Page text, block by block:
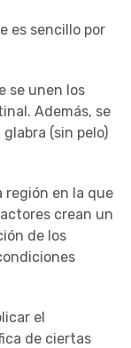
es sencillo por
se unen los
Además, se
(sin pelo)
región en la que
crean un
de los
el
de ciertas